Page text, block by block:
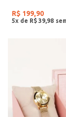
R$ 199,90
5x de R$ 39 98